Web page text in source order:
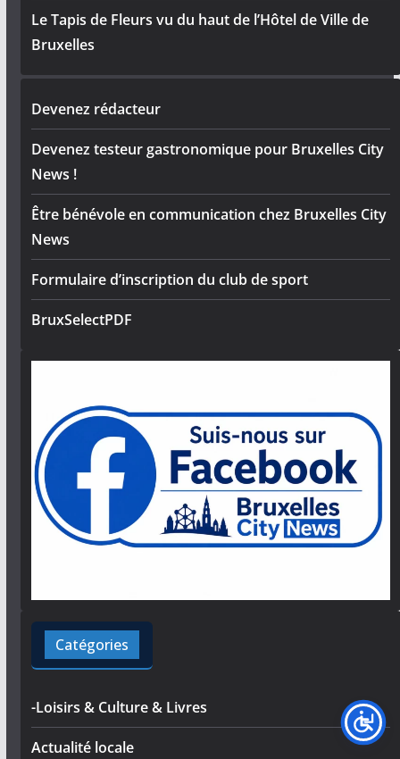
Le Tapis de Fleurs vu du haut de l’Hôtel de Ville de
Bruxelles
Devenez rédacteur
Devenez testeur gastronomique pour Bruxelles City
News !
Être bénévole en communication chez Bruxelles City
News
Formulaire d’inscription du club de sport
BruxSelectPDF
Catégories
-Loisirs & Culture & Livres
Actualité locale